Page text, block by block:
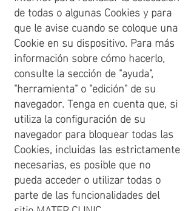
de todas o algunas Cookies y para
que le avise cuando se coloque una
Cookie en su dispositivo. Para más
información sobre cómo hacerlo,
consulte la sección de "ayuda",
"herramienta" o "edición" de su
navegador. Tenga en cuenta que, si
utiliza la configuración de su
navegador para bloquear todas las
Cookies, incluidas las estrictamente
necesarias, es posible que no
pueda acceder o utilizar todas o
parte de las funcionalidades del